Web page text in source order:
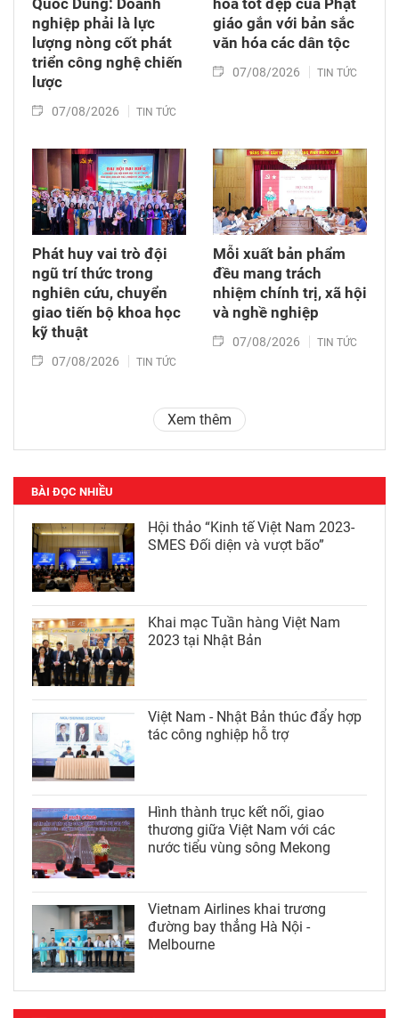
Quốc Dũng: Doanh
nghiệp phải là lực
lượng nòng cốt phát
triển công nghệ chiến
lược
07/08/2026 TIN TỨC
hóa tốt đẹp của Phật
giáo gắn với bản sắc
văn hóa các dân tộc
07/08/2026 TIN TỨC
Phát huy vai trò đội
ngũ trí thức trong
nghiên cứu, chuyển
giao tiến bộ khoa học
kỹ thuật
07/08/2026 TIN TỨC
Mỗi xuất bản phẩm
đều mang trách
nhiệm chính trị, xã hội
và nghề nghiệp
07/08/2026 TIN TỨC
Xem thêm
BÀI ĐỌC NHIỀU
Hội thảo “Kinh tế Việt Nam 2023-
SMES Đối diện và vượt bão”
Khai mạc Tuần hàng Việt Nam
2023 tại Nhật Bản
Việt Nam - Nhật Bản thúc đẩy hợp
tác công nghiệp hỗ trợ
Hình thành trục kết nối, giao
thương giữa Việt Nam với các
nước tiểu vùng sông Mekong
Vietnam Airlines khai trương
đường bay thẳng Hà Nội -
Melbourne